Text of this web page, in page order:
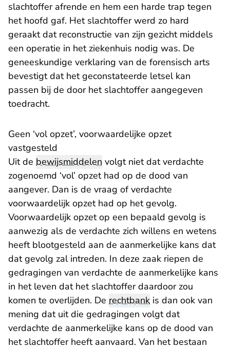
slachtoffer afrende en hem een harde trap tegen
het hoofd gaf. Het slachtoffer werd zo hard
geraakt dat reconstructie van zijn gezicht middels
een operatie in het ziekenhuis nodig was. De
geneeskundige verklaring van de forensisch arts
bevestigt dat het geconstateerde letsel kan
passen bij de door het slachtoffer aangegeven
toedracht.
Geen ‘vol opzet’, voorwaardelijke opzet
vastgesteld
Uit de bewijsmiddelen volgt niet dat verdachte
zogenoemd ‘vol’ opzet had op de dood van
aangever. Dan is de vraag of verdachte
voorwaardelijk opzet had op het gevolg.
Voorwaardelijk opzet op een bepaald gevolg is
aanwezig als de verdachte zich willens en wetens
heeft blootgesteld aan de aanmerkelijke kans dat
dat gevolg zal intreden. In deze zaak riepen de
gedragingen van verdachte de aanmerkelijke kans
in het leven dat het slachtoffer daardoor zou
komen te overlijden. De rechtbank is dan ook van
mening dat uit die gedragingen volgt dat
verdachte de aanmerkelijke kans op de dood van
het slachtoffer heeft aanvaard. Van het bestaan